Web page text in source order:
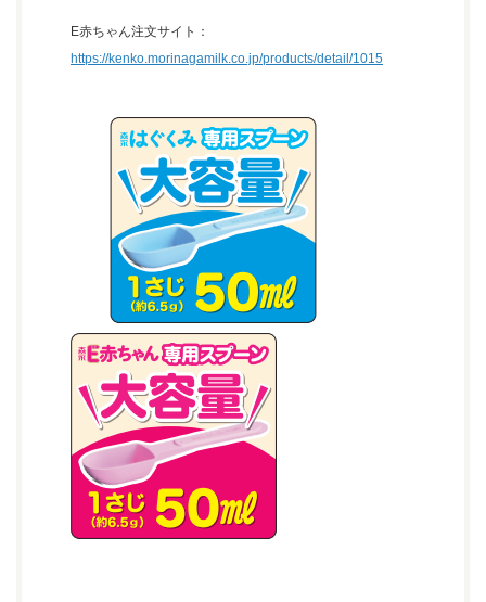
E赤ちゃん注文サイト：
https://kenko.morinagamilk.co.jp/products/detail/1015